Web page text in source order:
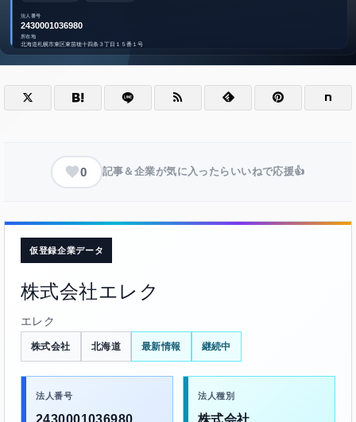
0 記事＆企業が気に入ったらいいねで応援👍
仮登録企業データ
株式会社エレク
エレク
株式会社 北海道 最新情報 継続中
法人番号
2430001036980
法人種別
株式会社